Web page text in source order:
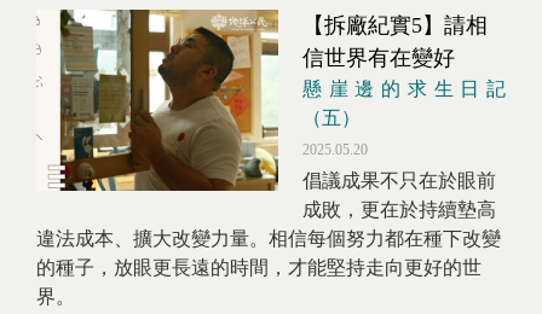
【拆廠紀實5】請相
信世界有在變好
懸崖邊的求生日記
（五）
2025.05.20
倡議成果不只在於眼前
成敗，更在於持續墊高
違法成本、擴大改變力量。相信每個努力都在種下改變
的種子，放眼更長遠的時間，才能堅持走向更好的世
界。